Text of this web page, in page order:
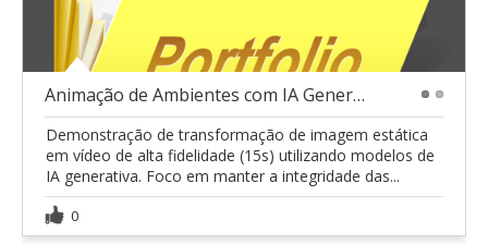
Animação de Ambientes com IA Generativa
Demonstração de transformação de imagem estática
em vídeo de alta fidelidade (15s) utilizando modelos de
IA generativa. Foco em manter a integridade das...
0